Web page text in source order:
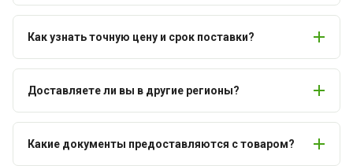
Как узнать точную цену и срок поставки?
Доставляете ли вы в другие регионы?
Какие документы предоставляются с товаром?